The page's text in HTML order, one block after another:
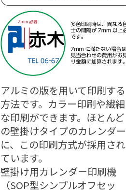
アルミの版を用いて印刷する
方法です。カラー印刷や繊細
な印刷ができます。ほとんど
の壁掛けタイプのカレンダー
に、この印刷方式が採用され
ています。
壁掛け用カレンダー印刷機
（SOP型シンプルオフセッ